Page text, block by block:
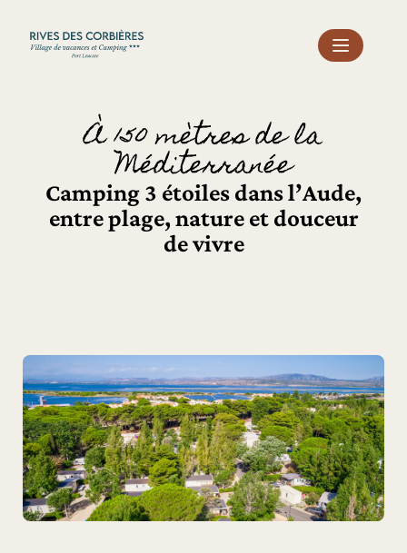
À 150 mètres de la
Méditerranée
Camping 3 étoiles dans l’Aude,
entre plage, nature et douceur
de vivre